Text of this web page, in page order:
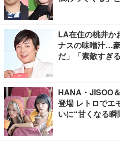
LA在住の桃井か
ナスの味噌汁…
だ」「素敵すぎ
HANA・JISOO
登場 レトロでエ
いに“甘くなる瞬